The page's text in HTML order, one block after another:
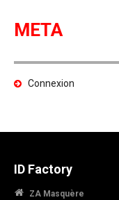
META
Connexion
ID Factory
ZA Masquère